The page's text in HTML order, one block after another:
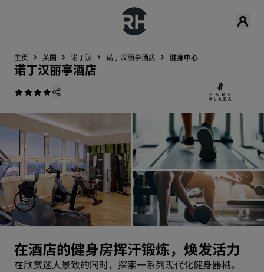
主页 英国 诺丁汉 诺丁汉丽亭酒店 健身中心
诺丁汉丽亭酒店
在酒店的健身房挥汗锻炼，焕发活力
在欣赏迷人景致的同时，探索一系列现代化健身器械。